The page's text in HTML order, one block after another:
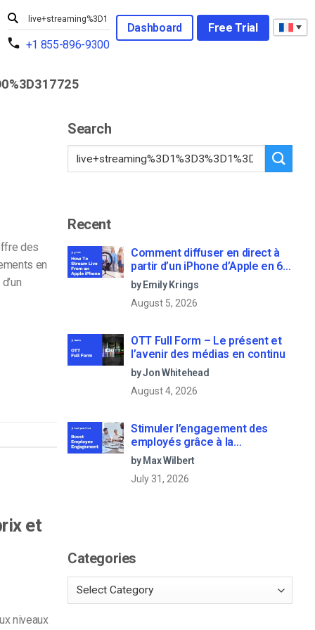
+1 855-896-9300
Dashboard Free Trial
des
en
et
niveaux
Search
Recent
Comment diffuser en direct à
partir d’un iPhone d’Apple en 6
étapes faciles
by Emily Krings
August 5, 2026
OTT Full Form – Le présent et
l’avenir des médias en continu
by Jon Whitehead
August 4, 2026
Stimuler l’engagement des
employés grâce à la
communication d’entreprise en
direct
by Max Wilbert
July 31, 2026
Categories